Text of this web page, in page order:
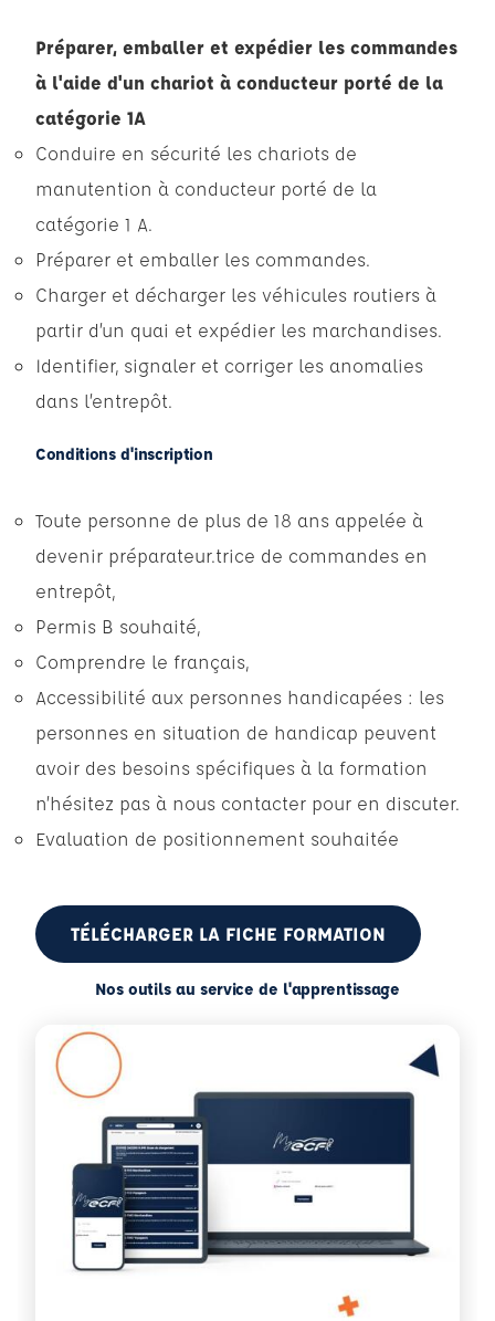
Préparer, emballer et expédier les commandes
à l'aide d'un chariot à conducteur porté de la
catégorie 1A
Conduire en sécurité les chariots de
manutention à conducteur porté de la
catégorie 1 A.
Préparer et emballer les commandes.
Charger et décharger les véhicules routiers à
partir d’un quai et expédier les marchandises.
Identifier, signaler et corriger les anomalies
dans l’entrepôt.
Conditions d'inscription
Toute personne de plus de 18 ans appelée à
devenir préparateur.trice de commandes en
entrepôt,
Permis B souhaité,
Comprendre le français,
Accessibilité aux personnes handicapées : les
personnes en situation de handicap peuvent
avoir des besoins spécifiques à la formation
n’hésitez pas à nous contacter pour en discuter.
Evaluation de positionnement souhaitée
TÉLÉCHARGER LA FICHE FORMATION
Nos outils au service de l'apprentissage